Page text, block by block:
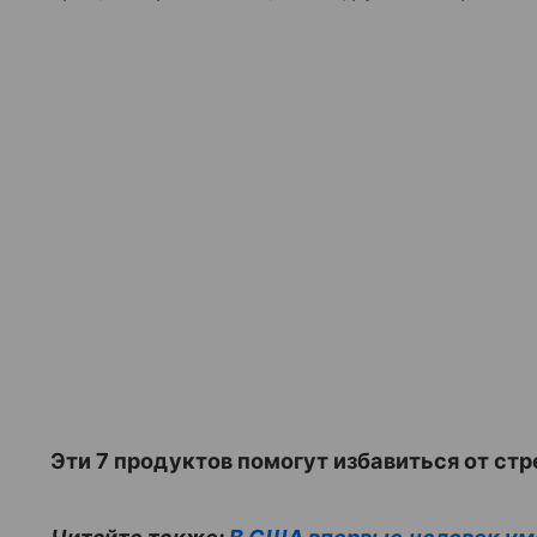
Эти 7 продуктов помогут избавиться от